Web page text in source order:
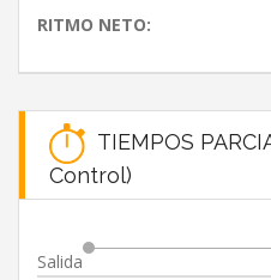
RITMO NETO:
TIEMPOS
Control)
Salida